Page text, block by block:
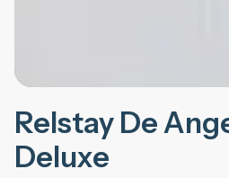
Relstay De
Deluxe